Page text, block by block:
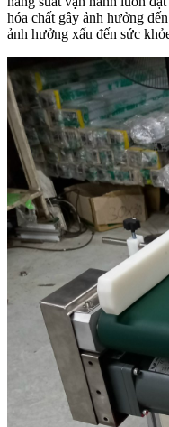
hóa chất gây ảnh hưởng
ảnh hưởng xấu đến sức